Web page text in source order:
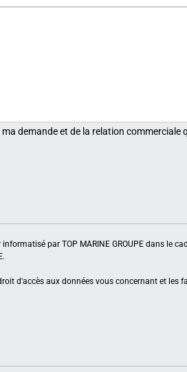
demande et de la relation commerciale
par TOP MARINE GROUPE dans le
d'accès aux données vous concernant et les